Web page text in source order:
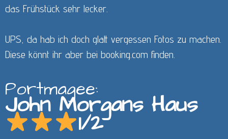
das Frühstück sehr lecker.
UPS, da hab ich doch glatt vergessen Fotos zu machen.
Diese könnt ihr aber bei booking.com finden.
Portmagee:
John Morgans Haus
1/2